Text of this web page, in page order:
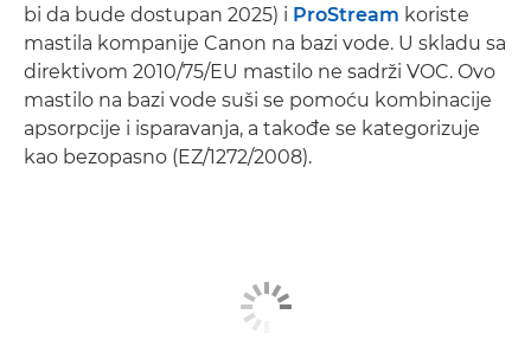
bi da bude dostupan 2025) i ProStream koriste
mastila kompanije Canon na bazi vode. U skladu sa
direktivom 2010/75/EU mastilo ne sadrži VOC. Ovo
mastilo na bazi vode suši se pomoću kombinacije
apsorpcije i isparavanja, a takođe se kategorizuje
kao bezopasno (EZ/1272/2008).